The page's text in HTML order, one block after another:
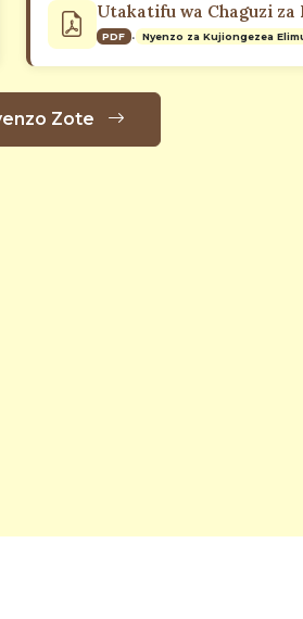
Utakatifu wa Chaguzi za
PDF • Nyenzo za Kujiongezea
Zote